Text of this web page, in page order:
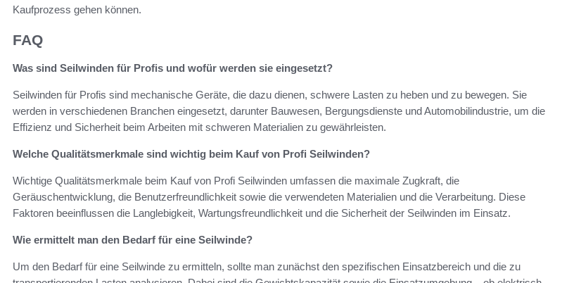
Kaufprozess gehen können.
FAQ
Was sind Seilwinden für Profis und wofür werden sie eingesetzt?
Seilwinden für Profis sind mechanische Geräte, die dazu dienen, schwere Lasten zu heben und zu bewegen. Sie
werden in verschiedenen Branchen eingesetzt, darunter Bauwesen, Bergungsdienste und Automobilindustrie, um die
Effizienz und Sicherheit beim Arbeiten mit schweren Materialien zu gewährleisten.
Welche Qualitätsmerkmale sind wichtig beim Kauf von Profi Seilwinden?
Wichtige Qualitätsmerkmale beim Kauf von Profi Seilwinden umfassen die maximale Zugkraft, die
Geräuschentwicklung, die Benutzerfreundlichkeit sowie die verwendeten Materialien und die Verarbeitung. Diese
Faktoren beeinflussen die Langlebigkeit, Wartungsfreundlichkeit und die Sicherheit der Seilwinden im Einsatz.
Wie ermittelt man den Bedarf für eine Seilwinde?
Um den Bedarf für eine Seilwinde zu ermitteln, sollte man zunächst den spezifischen Einsatzbereich und die zu